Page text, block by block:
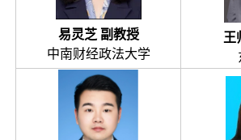
易灵芝 副教授
中南财经政法大学
王